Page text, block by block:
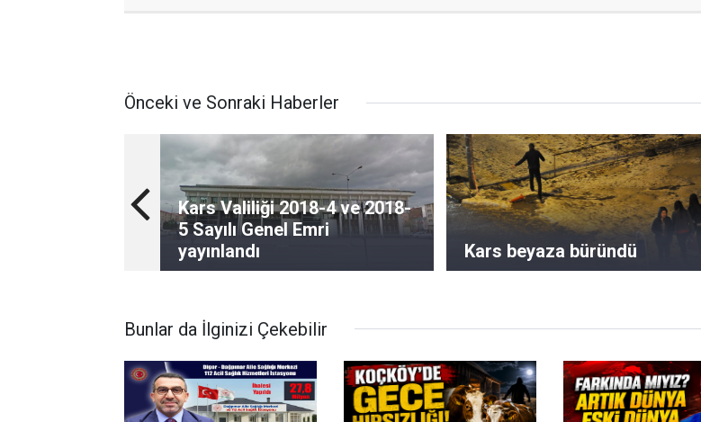
Önceki ve Sonraki Haberler
Kars Valiliği 2018-4 ve 2018-
5 Sayılı Genel Emri
yayınlandı
Kars beyaza büründü
Bunlar da İlginizi Çekebilir